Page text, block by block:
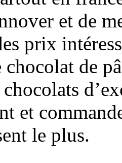
et de
prix
de
et
le plus.